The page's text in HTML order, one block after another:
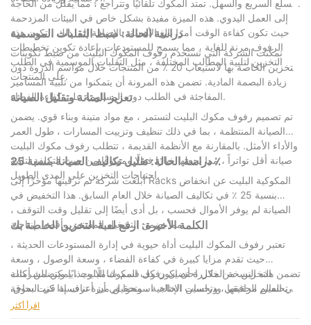
التقارب بين أنظمة الرفوف وتقنيات البيع بالتجزئة الأخرى، مثل الخروج
الآلي والواقع المعزز، من شأنه أن يخلق فرصًا جديدة لتحسين تجربة
التسوق. وفي الختام، تتطور صناعة رفوف السوبر ماركت بسرعة،
مدفوعة بالتقدم التكنولوجي وتغيرات متطلبات المستهلكين. ستكون
الشركات التي تتبنى الابتكار والاستدامة في وضع جيد للاستفادة من
الفرص الناشئة في هذه السوق الديناميكية
السلع السريع والسهل. تمتد المكوك تلقائيًا وتتراجع ، مما يقلل من الحاجة
إلى العمل اليدوي. هذه الميزة مفيدة بشكل خاص في البيئات المزدحمة
حيث تكون كفاءة الوقت أمرًا بالغ الأهمية. بالإضافة إلى ذلك ، تكون هذه
الرفوف مرنة للغاية ، مما يسمح للمستودعات بإعادة تكوين تخطيطات
التخزين لتلبية المطالب المختلفة ، مثل التقلبات الموسمية في الطلب
على المنتجات.
دراسة الحالة: ضبط التقلبات الموسمية
تمكنت الشركة التي تستخدم رفوف المكوك البليت من ضبط تكوينات
التخزين الخاصة بها لاستيعاب 20 ٪ من المنتجات خلال مواسم الذروة دون
زيادة البصمة المادية. تضمن هذه المرونة أن يتمكنوا من تلبية المسامير
المفاجئة في الطلب دون المساومة على كفاءة الفضاء.
تعزيز المتانة وتقليل الصيانة
تم تصميم رفوف مكوك البليت لتستمر ، مع مواد متينة وبناء قوي. يضمن
الصيانة المنتظمة ، بما في ذلك تنظيف وتزييت المسارات ، طول العمر
والأداء الأمثل. بالمقارنة مع الأنظمة القديمة ، تتطلب رفوف مكوك البليت
صيانة أقل تواتراً ، مما يجعلها خيارًا فعالًا وموثوقًا من حيث التكلفة لتلبية
احتياجات التخزين على المدى الطويل.
دراسة الحالة: تقليل تكاليف الصيانة بنسبة 25 ٪
أبلغت شركة تم ترقيتها مؤخرًا إلى Racks المكوكية البليت عن انخفاض
بنسبة 25 ٪ في تكاليف الصيانة خلال العام السابق. هذا التخفيض في
الصيانة لم يوفر الأموال فحسب ، بل أدى أيضًا إلى تقليل وقت التوقف ،
مما يضمن التشغيل المستمر وأقصى إنتاجية.
الكلمة الأخيرة: ارفع لعبة التخزين الخاصة بك
تعتبر رفوف المكوك البليت أداة حيوية في إدارة المستودعات الحديثة ،
حيث تقدم مزايا كبيرة في كفاءة الفضاء ، وسعة الوصول ، وسعة
التخزين. من خلال احتضان رفوف المكوك البليت ، يمكن للشركات
تحسين مرافقها ، وتحسين الإنتاجية ، وتحقيق ميزة تنافسية في السوق.
من خلال بناءها القوي ، والأنظمة الآلية ، والاستخدام الفعال للمساحة
تضمن هذه النسخة المكررة أن يكون كل قسم شاملًا وجذابًا ويتضمن أمثلة
في العالم الحقيقي ودراسات الحالة. اسمحوا لي أن أعرف إذا كنت بحاجة
اقرأ أكثر